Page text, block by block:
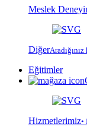
Meslek
Diğer
Eğitimler
Hizmetlerimiz•